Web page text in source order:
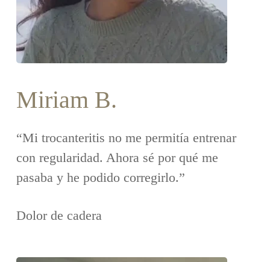
Miriam B.
“Mi trocanteritis no me permitía entrenar
con regularidad. Ahora sé por qué me
pasaba y he podido corregirlo.”
Dolor de cadera